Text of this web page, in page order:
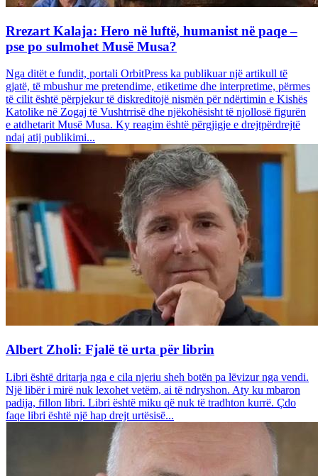
Rrezart Kalaja: Hero në luftë, humanist në paqe –
pse po sulmohet Musë Musa?
Nga ditët e fundit, portali OrbitPress ka publikuar një artikull të
gjatë, të mbushur me pretendime, etiketime dhe interpretime, përmes
të cilit është përpjekur të diskreditojë nismën për ndërtimin e Kishës
Katolike në Zogaj të Vushtrrisë dhe njëkohësisht të njollosë figurën
e atdhetarit Musë Musa. Ky reagim është përgjigje e drejtpërdrejtë
ndaj atij publikimi...
Albert Zholi: Fjalë të urta për librin
Libri është dritarja nga e cila njeriu sheh botën pa lëvizur nga vendi.
Një libër i mirë nuk lexohet vetëm, ai të ndryshon. Aty ku mbaron
padija, fillon libri. Libri është miku që nuk të tradhton kurrë. Çdo
faqe libri është një hap drejt urtësisë...